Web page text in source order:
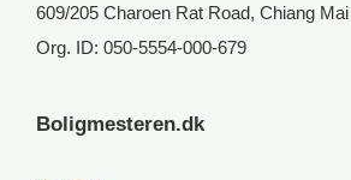
609/205 Charoen Rat Road, Chiang Mai
Org. ID: 050-5554-000-679
Boligmesteren.dk